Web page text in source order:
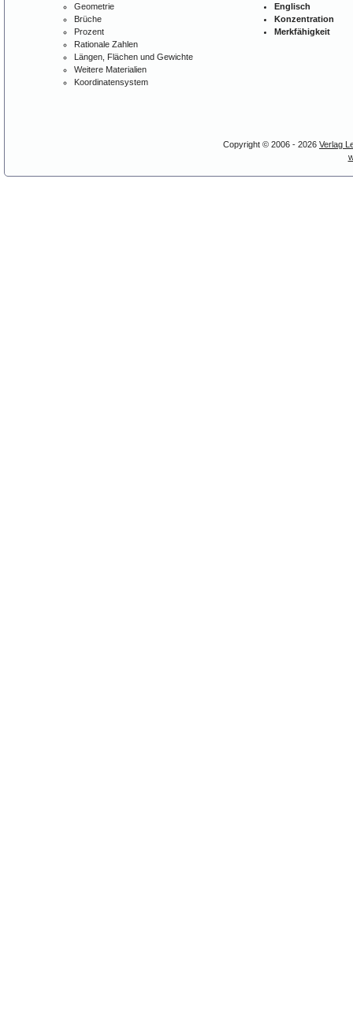
Geometrie
Brüche
Prozent
Rationale Zahlen
Längen, Flächen und Gewichte
Weitere Materialien
Koordinatensystem
Englisch
Konzentration
Merkfähigkeit
Copyright © 2006 - 2026 Verlag